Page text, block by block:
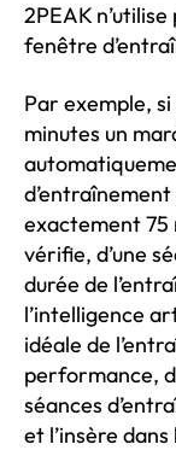
2PEAK
fenêtre
Par exemple,
minutes un
exactement 75
vérifie, d’une
durée de
l’intelligence
idéale de
performance,
séances
et l’insère dans